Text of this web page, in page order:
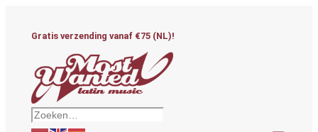
Gratis verzending vanaf €75 (NL)!
Zoeken